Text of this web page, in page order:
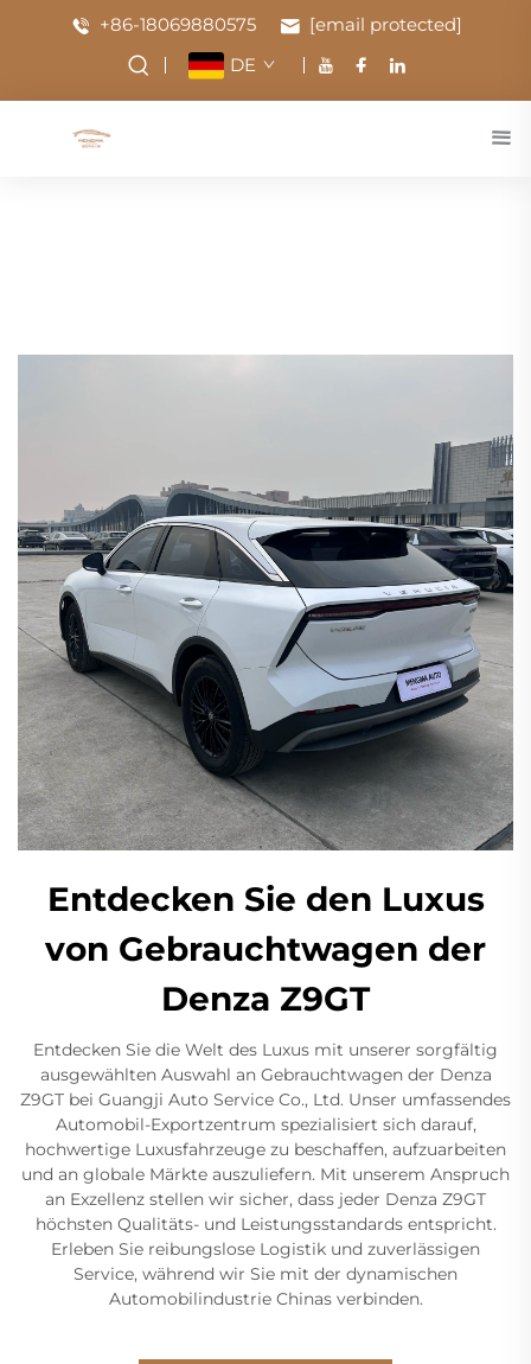
+86-18069880575
[email protected]
DE
Entdecken Sie den Luxus
von Gebrauchtwagen der
Denza Z9GT
Entdecken Sie die Welt des Luxus mit unserer sorgfältig
ausgewählten Auswahl an Gebrauchtwagen der Denza
Z9GT bei Guangji Auto Service Co., Ltd. Unser umfassendes
Automobil-Exportzentrum spezialisiert sich darauf,
hochwertige Luxusfahrzeuge zu beschaffen, aufzuarbeiten
und an globale Märkte auszuliefern. Mit unserem Anspruch
an Exzellenz stellen wir sicher, dass jeder Denza Z9GT
höchsten Qualitäts- und Leistungsstandards entspricht.
Erleben Sie reibungslose Logistik und zuverlässigen
Service, während wir Sie mit der dynamischen
Automobilindustrie Chinas verbinden.